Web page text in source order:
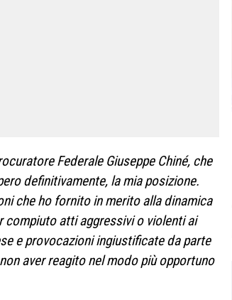
Federale Giuseppe Chiné, che
definitivamente, la mia posizione.
che ho fornito in merito alla dinamica
compiuto atti aggressivi o violenti ai
e provocazioni ingiustificate da parte
aver reagito nel modo più opportuno